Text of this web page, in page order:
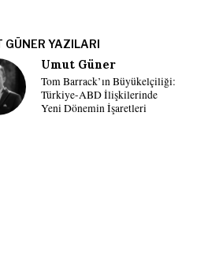
GÜNER YAZILARI
Umut Güner
Tom Barrack’ın Büyükelçiliği:
Türkiye-ABD İlişkilerinde
Yeni Dönemin İşaretleri